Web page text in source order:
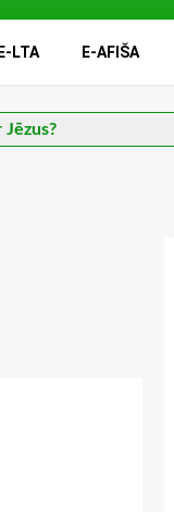
E-LTA E-AFIŠA